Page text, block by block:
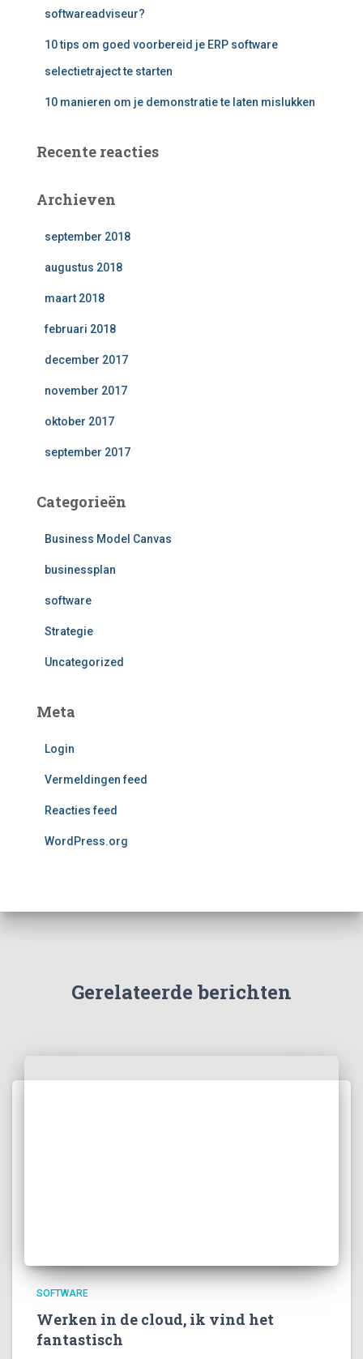
softwareadviseur?
10 tips om goed voorbereid je ERP software
selectietraject te starten
10 manieren om je demonstratie te laten mislukken
Recente reacties
Archieven
september 2018
augustus 2018
maart 2018
februari 2018
december 2017
november 2017
oktober 2017
september 2017
Categorieën
Business Model Canvas
businessplan
software
Strategie
Uncategorized
Meta
Login
Vermeldingen feed
Reacties feed
WordPress.org
Gerelateerde berichten
SOFTWARE
Werken in de cloud, ik vind het
fantastisch